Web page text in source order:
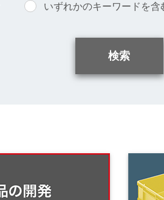
いずれかのキーワードを含